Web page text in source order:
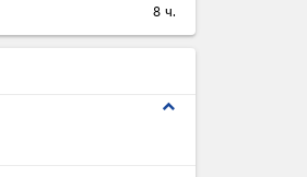
8 ч.
expand_less